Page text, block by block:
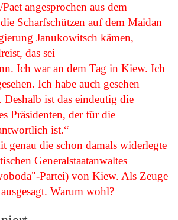
angesprochen aus dem
Scharfschützen auf dem Maidan
Janukowitsch kämen,
das sei
Ich war an dem Tag in Kiew. Ich
Ich habe auch gesehen
Deshalb ist das eindeutig die
Präsidenten, der für die
ist.“
genau die schon damals widerlegte
Generalstaatanwaltes
Partei) von Kiew. Als Zeuge
Warum wohl?